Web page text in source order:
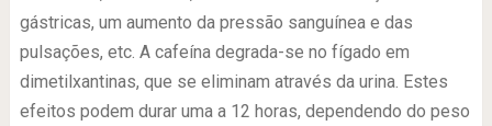
gástricas, um aumento da pressão sanguínea e das
pulsações, etc. A cafeína degrada-se no fígado em
dimetilxantinas, que se eliminam através da urina. Estes
efeitos podem durar uma a 12 horas, dependendo do peso